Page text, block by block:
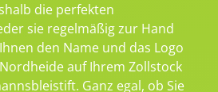
die perfekten
sie regelmäßig zur Hand
den Name und das Logo
auf Ihrem Zollstock
Ganz egal, ob Sie